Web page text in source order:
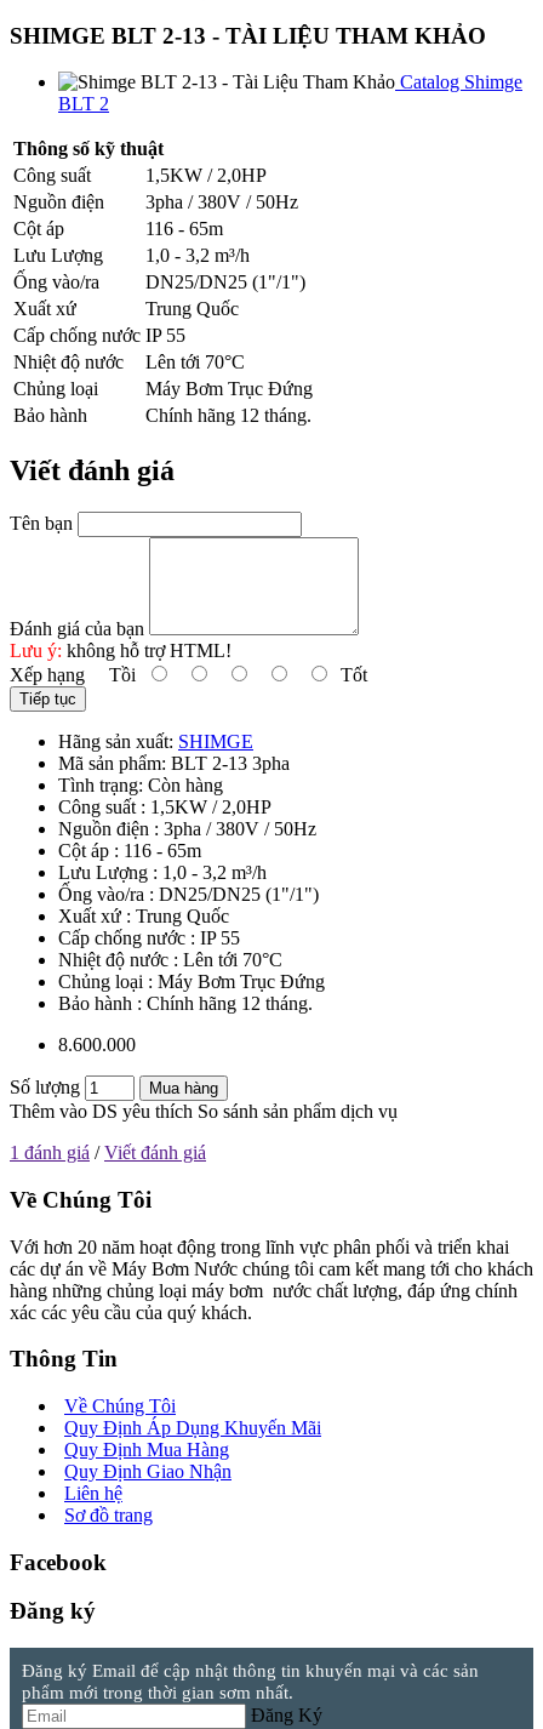
SHIMGE BLT 2-13 - TÀI LIỆU THAM KHẢO
Catalog Shimge
BLT 2
Thông số kỹ thuật
Công suất
1,5KW / 2,0HP
Nguồn điện
3pha / 380V / 50Hz
Cột áp
116 - 65m
Lưu Lượng
1,0 - 3,2 m³/h
Ống vào/ra
DN25/DN25 (1"/1")
Xuất xứ
Trung Quốc
Cấp chống nước IP 55
Nhiệt độ nước
Lên tới 70°C
Chủng loại
Máy Bơm Trục Đứng
Bảo hành
Chính hãng 12 tháng.
Viết đánh giá
Tên bạn
Đánh giá của bạn
Lưu ý: không hỗ trợ HTML!
Xếp hạng Tồi Tốt
Tiếp tục
Hãng sản xuất: SHIMGE
Mã sản phẩm: BLT 2-13 3pha
Tình trạng: Còn hàng
Công suất : 1,5KW / 2,0HP
Nguồn điện : 3pha / 380V / 50Hz
Cột áp : 116 - 65m
Lưu Lượng : 1,0 - 3,2 m³/h
Ống vào/ra : DN25/DN25 (1"/1")
Xuất xứ : Trung Quốc
Cấp chống nước : IP 55
Nhiệt độ nước : Lên tới 70°C
Chủng loại : Máy Bơm Trục Đứng
Bảo hành : Chính hãng 12 tháng.
8.600.000
Số lượng Mua hàng
Thêm vào DS yêu thích So sánh sản phẩm dịch vụ
1 đánh giá /Viết đánh giá
Về Chúng Tôi
Với hơn 20 năm hoạt động trong lĩnh vực phân phối và triển khai
các dự án về Máy Bơm Nước chúng tôi cam kết mang tới cho khách
hàng những chủng loại máy bơm nước chất lượng, đáp ứng chính
xác các yêu cầu của quý khách.
Thông Tin
Về Chúng Tôi
Quy Định Áp Dụng Khuyến Mãi
Quy Định Mua Hàng
Quy Định Giao Nhận
Liên hệ
Sơ đồ trang
Facebook
Đăng ký
Đăng ký Email để cập nhật thông tin khuyến mại và các sản
phẩm mới trong thời gian sơm nhất.
Đăng Ký